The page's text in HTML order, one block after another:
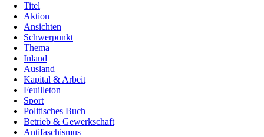
Titel
Aktion
Ansichten
Schwerpunkt
Thema
Inland
Ausland
Kapital & Arbeit
Feuilleton
Sport
Politisches Buch
Betrieb & Gewerkschaft
Antifaschismus